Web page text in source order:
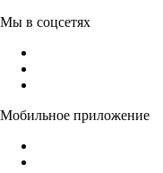
Мы в соцсетях
Мобильное приложение